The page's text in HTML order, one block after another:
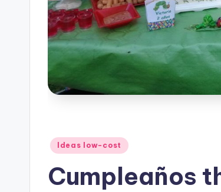
Publicado
Ideas low-cost
Cumpleaños